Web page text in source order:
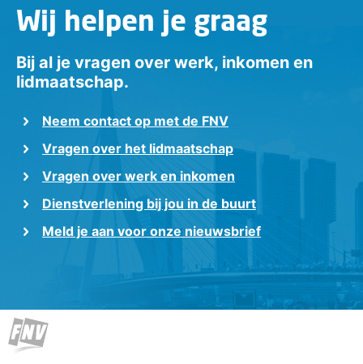
Wij helpen je graag
Bij al je vragen over werk, inkomen en
lidmaatschap.
Neem contact op met de FNV
Vragen over het lidmaatschap
Vragen over werk en inkomen
Dienstverlening bij jou in de buurt
Meld je aan voor onze nieuwsbrief